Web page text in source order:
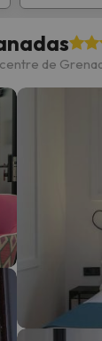
à
aura
de